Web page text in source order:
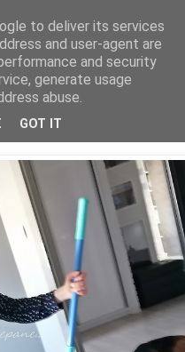
do garów:D
to deliver its services
and user-agent are
and security
generate usage
abuse.
GOT IT